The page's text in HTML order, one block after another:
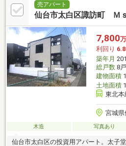
売アパート
仙台市太白区諏訪町 Ｍ
7,800
利回り
築年月
総戸数8戸
建物面積
土地面積
東北本
宮城県
木造 写真あり
仙台市太白区の投資用アパート。太子